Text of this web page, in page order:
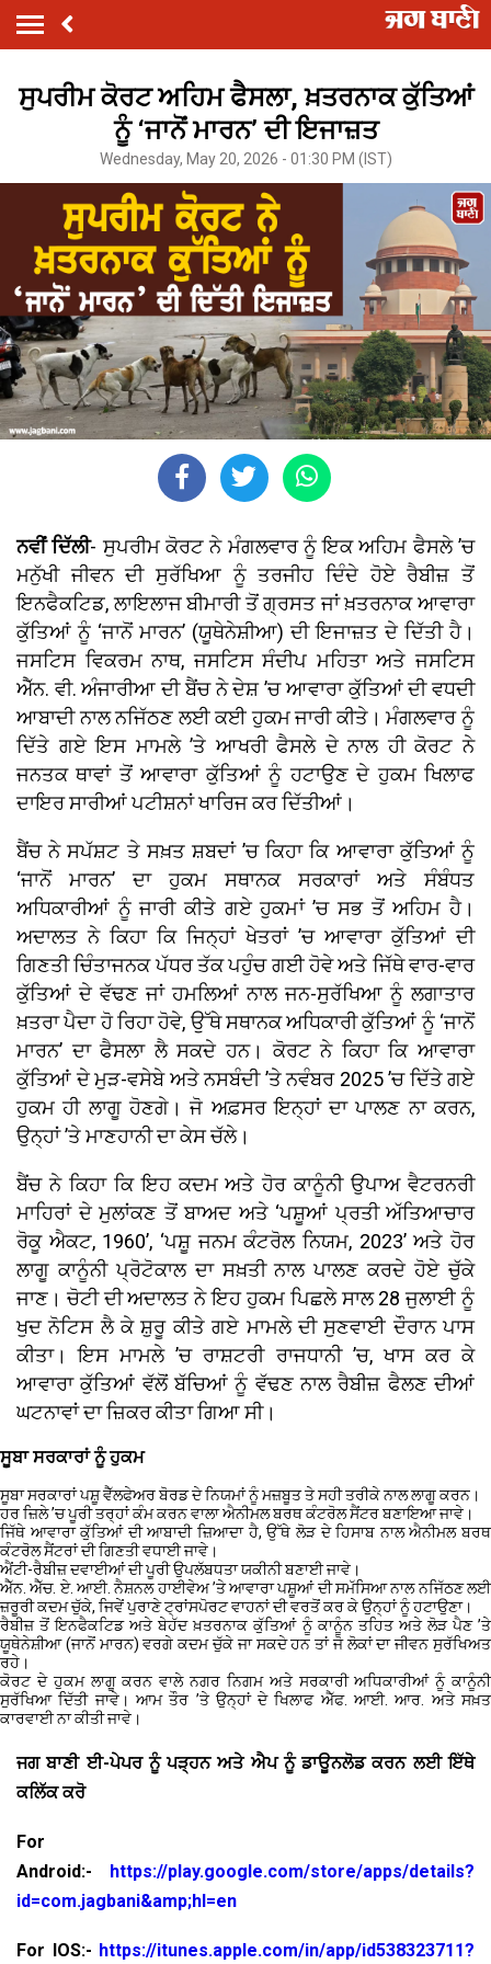
ਸੁਪਰੀਮ ਕੋਰਟ ਅਹਿਮ ਫੈਸਲਾ, ਖ਼ਤਰਨਾਕ ਕੁੱਤਿਆਂ
ਨੂੰ ‘ਜਾਨੋਂ ਮਾਰਨ’ ਦੀ ਇਜਾਜ਼ਤ
Wednesday, May 20, 2026 - 01:30 PM (IST)
ਨਵੀਂ ਦਿੱਲੀ- ਸੁਪਰੀਮ ਕੋਰਟ ਨੇ ਮੰਗਲਵਾਰ ਨੂੰ ਇਕ ਅਹਿਮ ਫੈਸਲੇ ’ਚ
ਮਨੁੱਖੀ ਜੀਵਨ ਦੀ ਸੁਰੱਖਿਆ ਨੂੰ ਤਰਜੀਹ ਦਿੰਦੇ ਹੋਏ ਰੈਬੀਜ਼ ਤੋਂ
ਇਨਫੈਕਟਿਡ, ਲਾਇਲਾਜ ਬੀਮਾਰੀ ਤੋਂ ਗ੍ਰਸਤ ਜਾਂ ਖ਼ਤਰਨਾਕ ਆਵਾਰਾ
ਕੁੱਤਿਆਂ ਨੂੰ ‘ਜਾਨੋਂ ਮਾਰਨ’ (ਯੂਥੇਨੇਸ਼ੀਆ) ਦੀ ਇਜਾਜ਼ਤ ਦੇ ਦਿੱਤੀ ਹੈ।
ਜਸਟਿਸ ਵਿਕਰਮ ਨਾਥ, ਜਸਟਿਸ ਸੰਦੀਪ ਮਹਿਤਾ ਅਤੇ ਜਸਟਿਸ
ਐੱਨ. ਵੀ. ਅੰਜਾਰੀਆ ਦੀ ਬੈਂਚ ਨੇ ਦੇਸ਼ ’ਚ ਆਵਾਰਾ ਕੁੱਤਿਆਂ ਦੀ ਵਧਦੀ
ਆਬਾਦੀ ਨਾਲ ਨਜਿੱਠਣ ਲਈ ਕਈ ਹੁਕਮ ਜਾਰੀ ਕੀਤੇ। ਮੰਗਲਵਾਰ ਨੂੰ
ਦਿੱਤੇ ਗਏ ਇਸ ਮਾਮਲੇ ’ਤੇ ਆਖਰੀ ਫੈਸਲੇ ਦੇ ਨਾਲ ਹੀ ਕੋਰਟ ਨੇ
ਜਨਤਕ ਥਾਵਾਂ ਤੋਂ ਆਵਾਰਾ ਕੁੱਤਿਆਂ ਨੂੰ ਹਟਾਉਣ ਦੇ ਹੁਕਮ ਖਿਲਾਫ
ਦਾਇਰ ਸਾਰੀਆਂ ਪਟੀਸ਼ਨਾਂ ਖਾਰਿਜ ਕਰ ਦਿੱਤੀਆਂ।
ਬੈਂਚ ਨੇ ਸਪੱਸ਼ਟ ਤੇ ਸਖ਼ਤ ਸ਼ਬਦਾਂ ’ਚ ਕਿਹਾ ਕਿ ਆਵਾਰਾ ਕੁੱਤਿਆਂ ਨੂੰ
‘ਜਾਨੋਂ ਮਾਰਨ’ ਦਾ ਹੁਕਮ ਸਥਾਨਕ ਸਰਕਾਰਾਂ ਅਤੇ ਸੰਬੰਧਤ
ਅਧਿਕਾਰੀਆਂ ਨੂੰ ਜਾਰੀ ਕੀਤੇ ਗਏ ਹੁਕਮਾਂ ’ਚ ਸਭ ਤੋਂ ਅਹਿਮ ਹੈ।
ਅਦਾਲਤ ਨੇ ਕਿਹਾ ਕਿ ਜਿਨ੍ਹਾਂ ਖੇਤਰਾਂ ’ਚ ਆਵਾਰਾ ਕੁੱਤਿਆਂ ਦੀ
ਗਿਣਤੀ ਚਿੰਤਾਜਨਕ ਪੱਧਰ ਤੱਕ ਪਹੁੰਚ ਗਈ ਹੋਵੇ ਅਤੇ ਜਿੱਥੇ ਵਾਰ-ਵਾਰ
ਕੁੱਤਿਆਂ ਦੇ ਵੱਢਣ ਜਾਂ ਹਮਲਿਆਂ ਨਾਲ ਜਨ-ਸੁਰੱਖਿਆ ਨੂੰ ਲਗਾਤਾਰ
ਖ਼ਤਰਾ ਪੈਦਾ ਹੋ ਰਿਹਾ ਹੋਵੇ, ਉੱਥੇ ਸਥਾਨਕ ਅਧਿਕਾਰੀ ਕੁੱਤਿਆਂ ਨੂੰ ‘ਜਾਨੋਂ
ਮਾਰਨ’ ਦਾ ਫੈਸਲਾ ਲੈ ਸਕਦੇ ਹਨ। ਕੋਰਟ ਨੇ ਕਿਹਾ ਕਿ ਆਵਾਰਾ
ਕੁੱਤਿਆਂ ਦੇ ਮੁੜ-ਵਸੇਬੇ ਅਤੇ ਨਸਬੰਦੀ ’ਤੇ ਨਵੰਬਰ 2025 ’ਚ ਦਿੱਤੇ ਗਏ
ਹੁਕਮ ਹੀ ਲਾਗੂ ਹੋਣਗੇ। ਜੋ ਅਫ਼ਸਰ ਇਨ੍ਹਾਂ ਦਾ ਪਾਲਣ ਨਾ ਕਰਨ,
ਉਨ੍ਹਾਂ ’ਤੇ ਮਾਣਹਾਨੀ ਦਾ ਕੇਸ ਚੱਲੇ।
ਬੈਂਚ ਨੇ ਕਿਹਾ ਕਿ ਇਹ ਕਦਮ ਅਤੇ ਹੋਰ ਕਾਨੂੰਨੀ ਉਪਾਅ ਵੈਟਰਨਰੀ
ਮਾਹਿਰਾਂ ਦੇ ਮੁਲਾਂਕਣ ਤੋਂ ਬਾਅਦ ਅਤੇ ‘ਪਸ਼ੂਆਂ ਪ੍ਰਤੀ ਅੱਤਿਆਚਾਰ
ਰੋਕੂ ਐਕਟ, 1960’, ‘ਪਸ਼ੂ ਜਨਮ ਕੰਟਰੋਲ ਨਿਯਮ, 2023’ ਅਤੇ ਹੋਰ
ਲਾਗੂ ਕਾਨੂੰਨੀ ਪ੍ਰੋਟੋਕਾਲ ਦਾ ਸਖ਼ਤੀ ਨਾਲ ਪਾਲਣ ਕਰਦੇ ਹੋਏ ਚੁੱਕੇ
ਜਾਣ। ਚੋਟੀ ਦੀ ਅਦਾਲਤ ਨੇ ਇਹ ਹੁਕਮ ਪਿਛਲੇ ਸਾਲ 28 ਜੁਲਾਈ ਨੂੰ
ਖੁਦ ਨੋਟਿਸ ਲੈ ਕੇ ਸ਼ੁਰੂ ਕੀਤੇ ਗਏ ਮਾਮਲੇ ਦੀ ਸੁਣਵਾਈ ਦੌਰਾਨ ਪਾਸ
ਕੀਤਾ। ਇਸ ਮਾਮਲੇ ’ਚ ਰਾਸ਼ਟਰੀ ਰਾਜਧਾਨੀ ’ਚ, ਖਾਸ ਕਰ ਕੇ
ਆਵਾਰਾ ਕੁੱਤਿਆਂ ਵੱਲੋਂ ਬੱਚਿਆਂ ਨੂੰ ਵੱਢਣ ਨਾਲ ਰੈਬੀਜ਼ ਫੈਲਣ ਦੀਆਂ
ਘਟਨਾਵਾਂ ਦਾ ਜ਼ਿਕਰ ਕੀਤਾ ਗਿਆ ਸੀ।
ਸੂਬਾ ਸਰਕਾਰਾਂ ਨੂੰ ਹੁਕਮ
ਸੂਬਾ ਸਰਕਾਰਾਂ ਪਸ਼ੂ ਵੈੱਲਫੇਅਰ ਬੋਰਡ ਦੇ ਨਿਯਮਾਂ ਨੂੰ ਮਜ਼ਬੂਤ ਤੇ ਸਹੀ ਤਰੀਕੇ ਨਾਲ ਲਾਗੂ ਕਰਨ।
ਹਰ ਜ਼ਿਲੇ ’ਚ ਪੂਰੀ ਤਰ੍ਹਾਂ ਕੰਮ ਕਰਨ ਵਾਲਾ ਐਨੀਮਲ ਬਰਥ ਕੰਟਰੋਲ ਸੈਂਟਰ ਬਣਾਇਆ ਜਾਵੇ।
ਜਿੱਥੇ ਆਵਾਰਾ ਕੁੱਤਿਆਂ ਦੀ ਆਬਾਦੀ ਜ਼ਿਆਦਾ ਹੈ, ਉੱਥੇ ਲੋੜ ਦੇ ਹਿਸਾਬ ਨਾਲ ਐਨੀਮਲ ਬਰਥ
ਕੰਟਰੋਲ ਸੈਂਟਰਾਂ ਦੀ ਗਿਣਤੀ ਵਧਾਈ ਜਾਵੇ।
ਐਂਟੀ-ਰੈਬੀਜ਼ ਦਵਾਈਆਂ ਦੀ ਪੂਰੀ ਉਪਲੱਬਧਤਾ ਯਕੀਨੀ ਬਣਾਈ ਜਾਵੇ।
ਐੱਨ. ਐੱਚ. ਏ. ਆਈ. ਨੈਸ਼ਨਲ ਹਾਈਵੇਅ ’ਤੇ ਆਵਾਰਾ ਪਸ਼ੂਆਂ ਦੀ ਸਮੱਸਿਆ ਨਾਲ ਨਜਿੱਠਣ ਲਈ
ਜ਼ਰੂਰੀ ਕਦਮ ਚੁੱਕੇ, ਜਿਵੇਂ ਪੁਰਾਣੇ ਟ੍ਰਾਂਸਪੋਰਟ ਵਾਹਨਾਂ ਦੀ ਵਰਤੋਂ ਕਰ ਕੇ ਉਨ੍ਹਾਂ ਨੂੰ ਹਟਾਉਣਾ।
ਰੈਬੀਜ਼ ਤੋਂ ਇਨਫੈਕਟਿਡ ਅਤੇ ਬੇਹੱਦ ਖ਼ਤਰਨਾਕ ਕੁੱਤਿਆਂ ਨੂੰ ਕਾਨੂੰਨ ਤਹਿਤ ਅਤੇ ਲੋੜ ਪੈਣ ’ਤੇ
ਯੂਥੇਨੇਸ਼ੀਆ (ਜਾਨੋਂ ਮਾਰਨ) ਵਰਗੇ ਕਦਮ ਚੁੱਕੇ ਜਾ ਸਕਦੇ ਹਨ ਤਾਂ ਜੋ ਲੋਕਾਂ ਦਾ ਜੀਵਨ ਸੁਰੱਖਿਅਤ
ਰਹੇ।
ਕੋਰਟ ਦੇ ਹੁਕਮ ਲਾਗੂ ਕਰਨ ਵਾਲੇ ਨਗਰ ਨਿਗਮ ਅਤੇ ਸਰਕਾਰੀ ਅਧਿਕਾਰੀਆਂ ਨੂੰ ਕਾਨੂੰਨੀ
ਸੁਰੱਖਿਆ ਦਿੱਤੀ ਜਾਵੇ। ਆਮ ਤੌਰ ’ਤੇ ਉਨ੍ਹਾਂ ਦੇ ਖਿਲਾਫ ਐੱਫ. ਆਈ. ਆਰ. ਅਤੇ ਸਖ਼ਤ
ਕਾਰਵਾਈ ਨਾ ਕੀਤੀ ਜਾਵੇ।
ਜਗ ਬਾਣੀ ਈ-ਪੇਪਰ ਨੂੰ ਪੜ੍ਹਨ ਅਤੇ ਐਪ ਨੂੰ ਡਾਊਨਲੋਡ ਕਰਨ ਲਈ ਇੱਥੇ
ਕਲਿੱਕ ਕਰੋ
For
Android:- https://play.google.com/store/apps/details?
id=com.jagbani&amp;hl=en
For IOS:- https://itunes.apple.com/in/app/id538323711?